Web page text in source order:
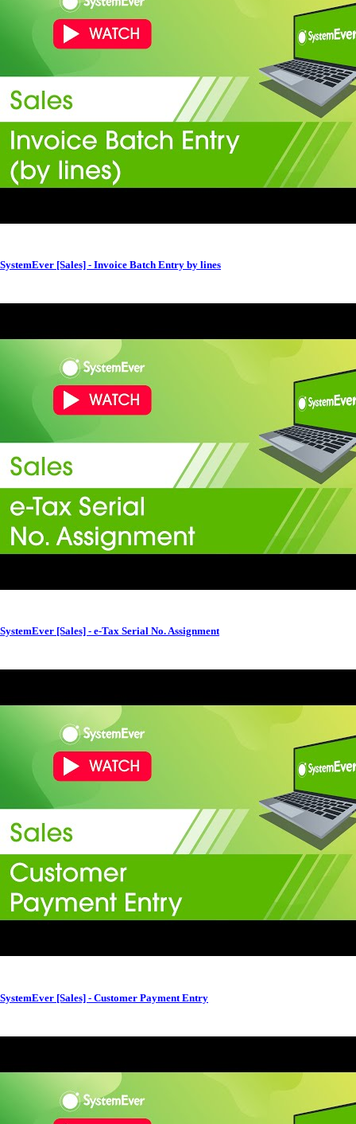
SystemEver [Sales] - Invoice Batch Entry by lines
SystemEver [Sales] - e-Tax Serial No. Assignment
SystemEver [Sales] - Customer Payment Entry